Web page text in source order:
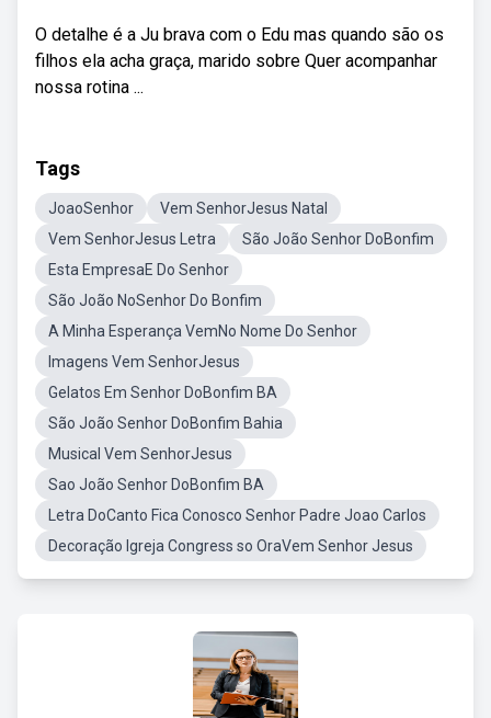
O detalhe é a Ju brava com o Edu mas quando são os
filhos ela acha graça, marido sobre Quer acompanhar
nossa rotina ...
Tags
JoaoSenhor
Vem SenhorJesus Natal
Vem SenhorJesus Letra
São João Senhor DoBonfim
Esta EmpresaE Do Senhor
São João NoSenhor Do Bonfim
A Minha Esperança VemNo Nome Do Senhor
Imagens Vem SenhorJesus
Gelatos Em Senhor DoBonfim BA
São João Senhor DoBonfim Bahia
Musical Vem SenhorJesus
Sao João Senhor DoBonfim BA
Letra DoCanto Fica Conosco Senhor Padre Joao Carlos
Decoração Igreja Congress so OraVem Senhor Jesus